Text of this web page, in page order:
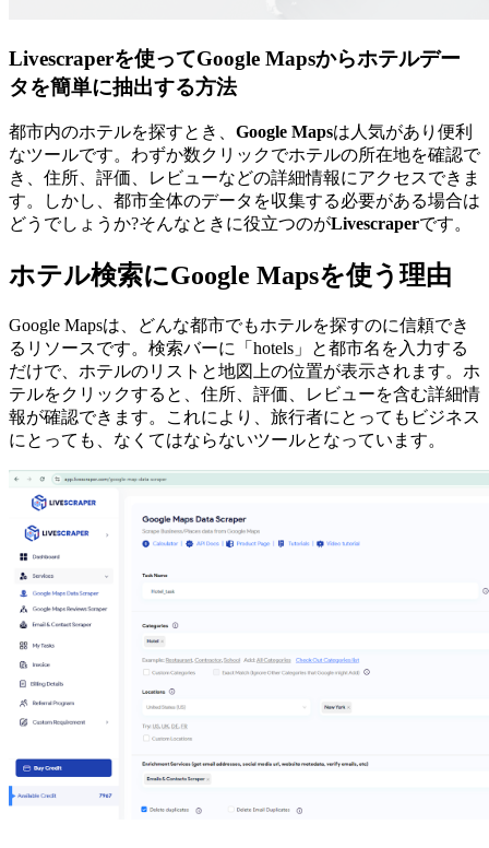
Livescraperを使ってGoogle Mapsからホテルデー
タを簡単に抽出する方法
都市内のホテルを探すとき、 Google Mapsは人気があり便利
なツールです。わずか数クリックでホテルの所在地を確認で
き、住所、評価、レビューなどの詳細情報にアクセスできま
す。しかし、都市全体のデータを収集する必要がある場合は
どうでしょうか?そんなときに役立つのがLivescraperです。
ホテル検索にGoogle Mapsを使う理由
Google Mapsは、どんな都市でもホテルを探すのに信頼でき
るリソースです。検索バーに「hotels」と都市名を入力する
だけで、ホテルのリストと地図上の位置が表示されます。ホ
テルをクリックすると、住所、評価、レビューを含む詳細情
報が確認できます。これにより、旅行者にとってもビジネス
にとっても、なくてはならないツールとなっています。